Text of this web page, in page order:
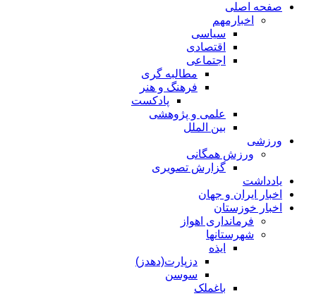
صفحه اصلی
اخبارمهم
سیاسی
اقتصادی
اجتماعی
مطالبه گری
فرهنگ و هنر
پادکست
علمی و پژوهشی
بین الملل
ورزشی
ورزش همگانی
گزارش تصویری
یادداشت
اخبار ایران و جهان
اخبار خوزستان
فرمانداری اهواز
شهرستانها
ایذه
دزپارت(دهدز)
سوسن
باغملک